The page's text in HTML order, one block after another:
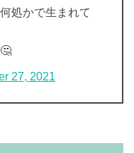
処かで生まれて
27, 2021